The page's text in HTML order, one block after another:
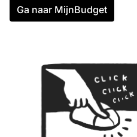
Ga naar MijnBudget